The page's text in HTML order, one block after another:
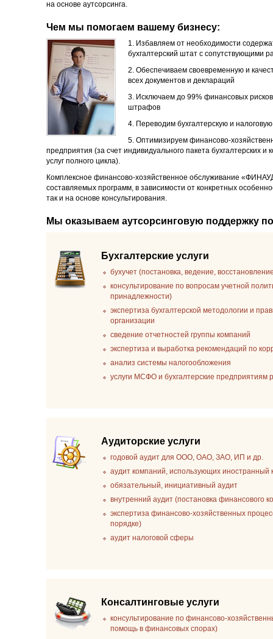
на основе аутсорсинга.
Чем мы помогаем вашему бизнесу:
1. Избавляем от необходимости
бухгалтерский штат с сопутствующими
2. Обеспечиваем своевременную и
всех документов и деклараций
3. Исключаем до 99% финансовых
штрафов
4. Переводим бухгалтерскую и
5. Оптимизируем финансово-
предприятия (за счет индивидуального пакета бухгалтерских и
услуг полного цикла).
Комплексное финансово-хозяйственное обслуживание
составляемых программ, в зависимости от конкретных
так и на основе консультирования.
Мы оказываем аутсорсинговую поддержку
Бухгалтерские услуги
бухучет (постановка, ведение,
консультирование по вопросам учетной
принадлежности)
экспертиза бухгалтерской методологии и
организации
сведение отчетностей группы компаний
экспертиза и выработка рекомендаций по
анализ системы налогообложения
услуги МСФО и бухгалтерские
Аудиторские услуги
годовой аудит для ООО, ОАО, ЗАО, ИП и др.
аудит компаний, использующих иностранный
обязательный, инициативный аудит
внутренний аудит (постановка финансового
экспертиза финансово-хозяйственных
порядке)
аудит налоговой сферы
Консалтинговые услуги
консультирование по финансово-
помощь в финансовых спорах)